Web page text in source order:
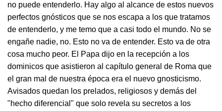
no puede entenderlo. Hay algo al alcance de estos nuevos
perfectos gnósticos que se nos escapa a los que tratamos
de entenderlo, y me temo que a casi todo el mundo. No se
engañe nadie, no. Esto no va de entender. Esto va de otra
cosa mucho peor. El Papa dijo en la recepción a los
dominicos que asistieron al capítulo general de Roma que
el gran mal de nuestra época era el nuevo gnosticismo.
Avisados quedan los prelados, religiosos y demás del
"hecho diferencial" que solo revela su secretos a los